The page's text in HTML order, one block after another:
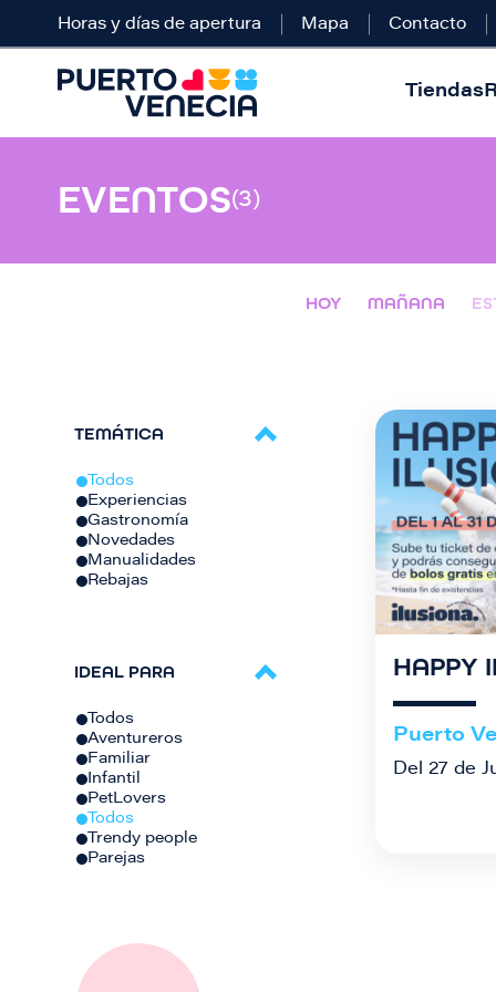
Horas y días de apertura Mapa Contacto
Tiendas
EVENTOS(3)
HOY MAÑANA
TEMÁTICA
Todos
Experiencias
Gastronomía
Novedades
Manualidades
Rebajas
IDEAL PARA
Todos
Aventureros
Familiar
Infantil
PetLovers
Todos
Trendy people
Parejas
HAPPY
Puerto
Del 27 de